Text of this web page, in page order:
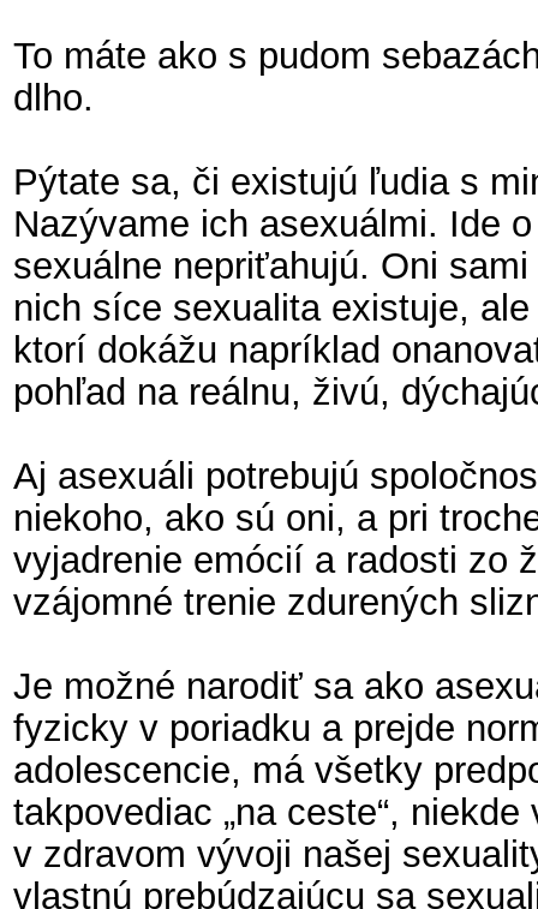
To máte ako s pudom
dlho.
Pýtate sa, či existujú ľudia s
Nazývame ich asexuálmi. Ide
sexuálne nepriťahujú. Oni
nich síce sexualita existuje,
ktorí dokážu napríklad
pohľad na reálnu, živú,
Aj asexuáli potrebujú
niekoho, ako sú oni, a pri
vyjadrenie emócií a radosti zo
vzájomné trenie zdurených
Je možné narodiť sa ako
fyzicky v poriadku a prejde
adolescencie, má všetky
takpovediac „na ceste“,
v zdravom vývoji našej
vlastnú prebúdzajúcu sa